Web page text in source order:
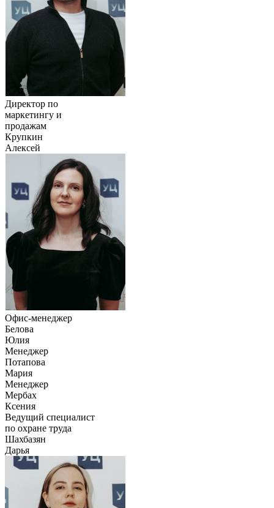
Директор по
маркетингу и
продажам
Крупкин
Алексей
Офис-менеджер
Белова
Юлия
Менеджер
Потапова
Мария
Менеджер
Мербах
Ксения
Ведущий специалист
по охране труда
Шахбазян
Дарья